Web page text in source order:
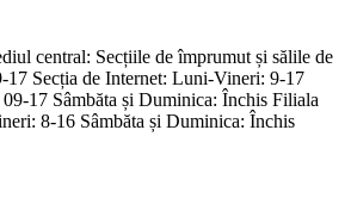
central: Secțiile de împrumut și sălile de
Secția de Internet: Luni-Vineri: 9-17
17 Sâmbăta și Duminica: Închis Filiala
8-16 Sâmbăta și Duminica: Închis